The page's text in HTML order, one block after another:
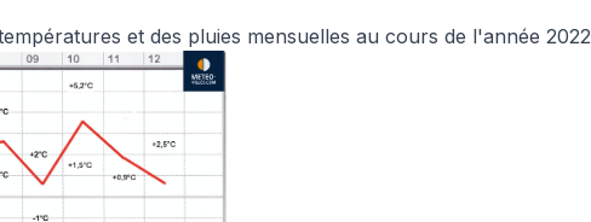
et des pluies mensuelles au cours de l'année 2022